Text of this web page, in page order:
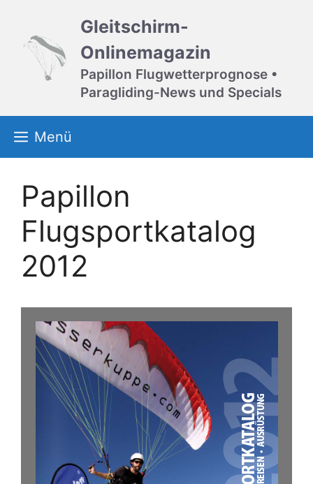
springen
Gleitschirm-
Onlinemagazin
Papillon Flugwetterprognose •
Paragliding-News und Specials
Menü
Papillon
Flugsportkatalog
2012